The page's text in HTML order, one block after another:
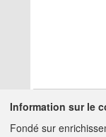
Information sur le
Fondé sur